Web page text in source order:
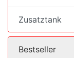
Zusatztank
Bestseller